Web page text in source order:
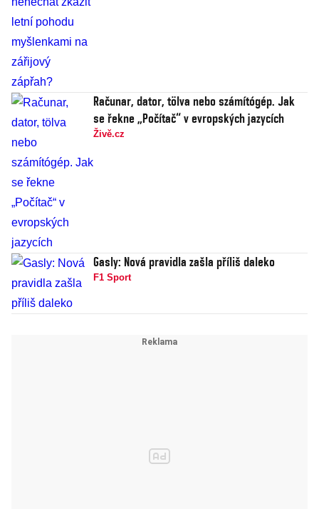
Računar, dator, tölva nebo számítógép. Jak
se řekne „Počítač“ v evropských jazycích
Živě.cz
Gasly: Nová pravidla zašla příliš daleko
F1 Sport